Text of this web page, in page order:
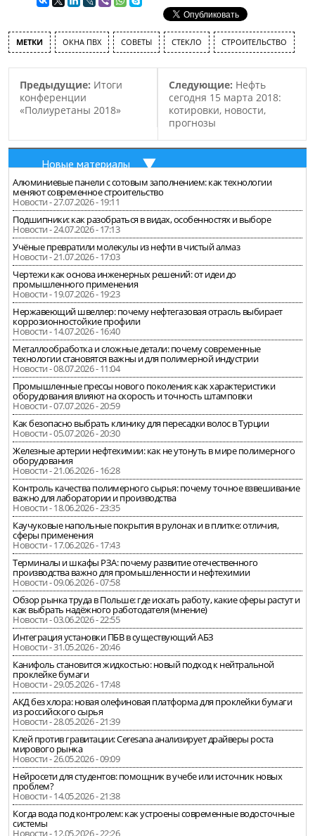
МЕТКИ ОКНА ПВХ СОВЕТЫ СТЕКЛО СТРОИТЕЛЬСТВО
Предыдущие: Итоги
конференции
«Полиуретаны 2018»
Следующие: Нефть
сегодня 15 марта 2018:
котировки, новости,
прогнозы
Новые материалы
Алюминиевые панели с сотовым заполнением: как технологии
меняют современное строительство
Новости - 27.07.2026 - 19:11
Подшипники: как разобраться в видах, особенностях и выборе
Новости - 24.07.2026 - 17:13
Учёные превратили молекулы из нефти в чистый алмаз
Новости - 21.07.2026 - 17:03
Чертежи как основа инженерных решений: от идеи до
промышленного применения
Новости - 19.07.2026 - 19:23
Нержавеющий швеллер: почему нефтегазовая отрасль выбирает
коррозионностойкие профили
Новости - 14.07.2026 - 16:40
Металлообработка и сложные детали: почему современные
технологии становятся важны и для полимерной индустрии
Новости - 08.07.2026 - 11:04
Промышленные прессы нового поколения: как характеристики
оборудования влияют на скорость и точность штамповки
Новости - 07.07.2026 - 20:59
Как безопасно выбрать клинику для пересадки волос в Турции
Новости - 05.07.2026 - 20:30
Железные артерии нефтехимии: как не утонуть в мире полимерного
оборудования
Новости - 21.06.2026 - 16:28
Контроль качества полимерного сырья: почему точное взвешивание
важно для лаборатории и производства
Новости - 18.06.2026 - 23:35
Каучуковые напольные покрытия в рулонах и в плитке: отличия,
сферы применения
Новости - 17.06.2026 - 17:43
Терминалы и шкафы РЗА: почему развитие отечественного
производства важно для промышленности и нефтехимии
Новости - 09.06.2026 - 07:58
Обзор рынка труда в Польше: где искать работу, какие сферы растут и
как выбрать надёжного работодателя (мнение)
Новости - 03.06.2026 - 22:55
Интеграция установки ПБВ в существующий АБЗ
Новости - 31.05.2026 - 20:46
Канифоль становится жидкостью: новый подход к нейтральной
проклейке бумаги
Новости - 29.05.2026 - 17:48
АКД без хлора: новая олефиновая платформа для проклейки бумаги
из российского сырья
Новости - 28.05.2026 - 21:39
Клей против гравитации: Ceresana анализирует драйверы роста
мирового рынка
Новости - 26.05.2026 - 09:09
Нейросети для студентов: помощник в учебе или источник новых
проблем?
Новости - 14.05.2026 - 21:38
Когда вода под контролем: как устроены современные водосточные
системы
Новости - 12.05.2026 - 22:26